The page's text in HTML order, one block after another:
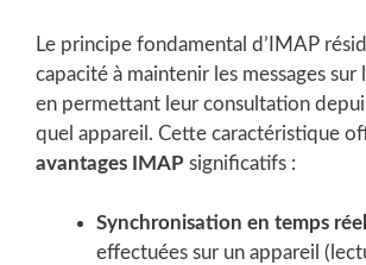
Le principe fondamental d’IMAP
capacité à maintenir les messages
en permettant leur consultation
quel appareil. Cette caractéristique
avantages IMAP significatifs :
Synchronisation en temps réel
effectuées sur un appareil